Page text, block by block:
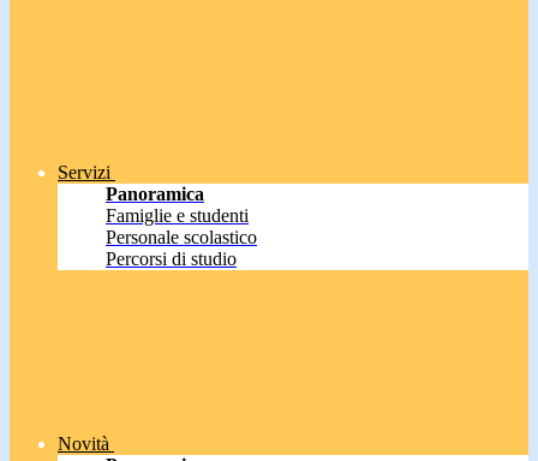
Servizi
Panoramica
Famiglie e studenti
Personale scolastico
Percorsi di studio
Novità